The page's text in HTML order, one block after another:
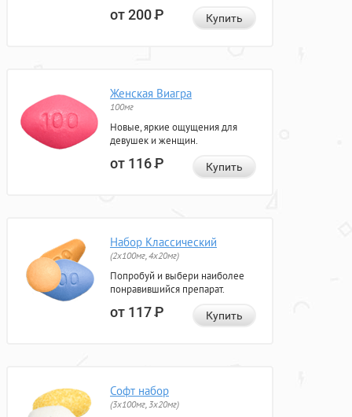
от 200Р Купить
Женская Виагра
100мг
Новые, яркие ощущения для
девушек и женщин.
от 116Р Купить
Набор Классический
(2x100мг, 4x20мг)
Попробуй и выбери наиболее
понравившийся препарат.
от 117Р Купить
Софт набор
(3x100мг, 3x20мг)